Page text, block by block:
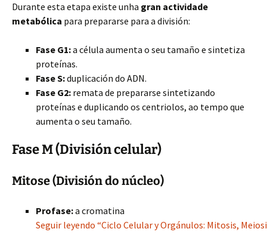
Durante esta etapa existe unha gran actividade
metabólica para prepararse para a división:
Fase G1:a célula aumenta o seu tamaño e sintetiza
proteínas.
Fase S:duplicación do ADN.
Fase G2: remata de prepararse sintetizando
proteínas e duplicando os centriolos, ao tempo que
aumenta o seu tamaño.
Fase M (División celular)
Mitose (División do núcleo)
Profase:a cromatina
Seguir leyendo “Ciclo Celular y Orgánulos: Mitosis,